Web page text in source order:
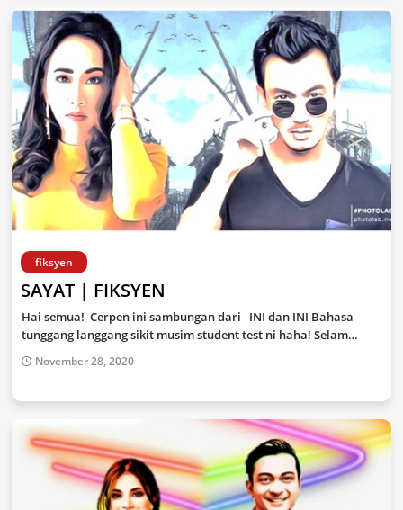
fiksyen
SAYAT | FIKSYEN
Hai semua! Cerpen ini sambungan dari INI dan INI Bahasa
tunggang langgang sikit musim student test ni haha! Selam…
November 28, 2020